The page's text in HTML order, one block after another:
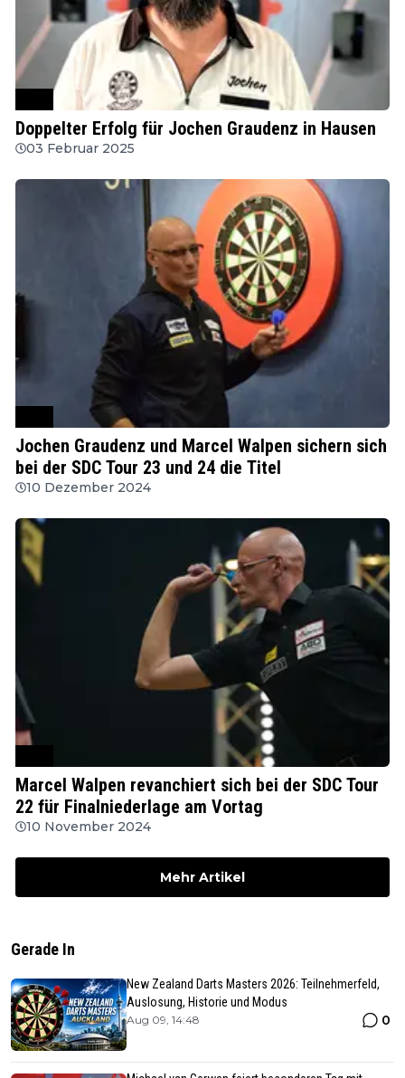
Doppelter Erfolg für Jochen Graudenz in Hausen
03 Februar 2025
Jochen Graudenz und Marcel Walpen sichern sich
bei der SDC Tour 23 und 24 die Titel
10 Dezember 2024
Marcel Walpen revanchiert sich bei der SDC Tour
22 für Finalniederlage am Vortag
10 November 2024
Mehr Artikel
Gerade In
New Zealand Darts Masters 2026: Teilnehmerfeld,
Auslosung, Historie und Modus
Aug 09, 14:48 0